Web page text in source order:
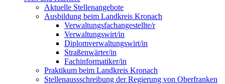
Aktuelle Stellenangebote
Ausbildung beim Landkreis Kronach
Verwaltungsfachangestellte/r
Verwaltungswirt/in
Diplomverwaltungswirt/in
Straßenwärter/in
Fachinformatiker/in
Praktikum beim Landkreis Kronach
Stellenaussschreibung der Regierung von Oberfranken